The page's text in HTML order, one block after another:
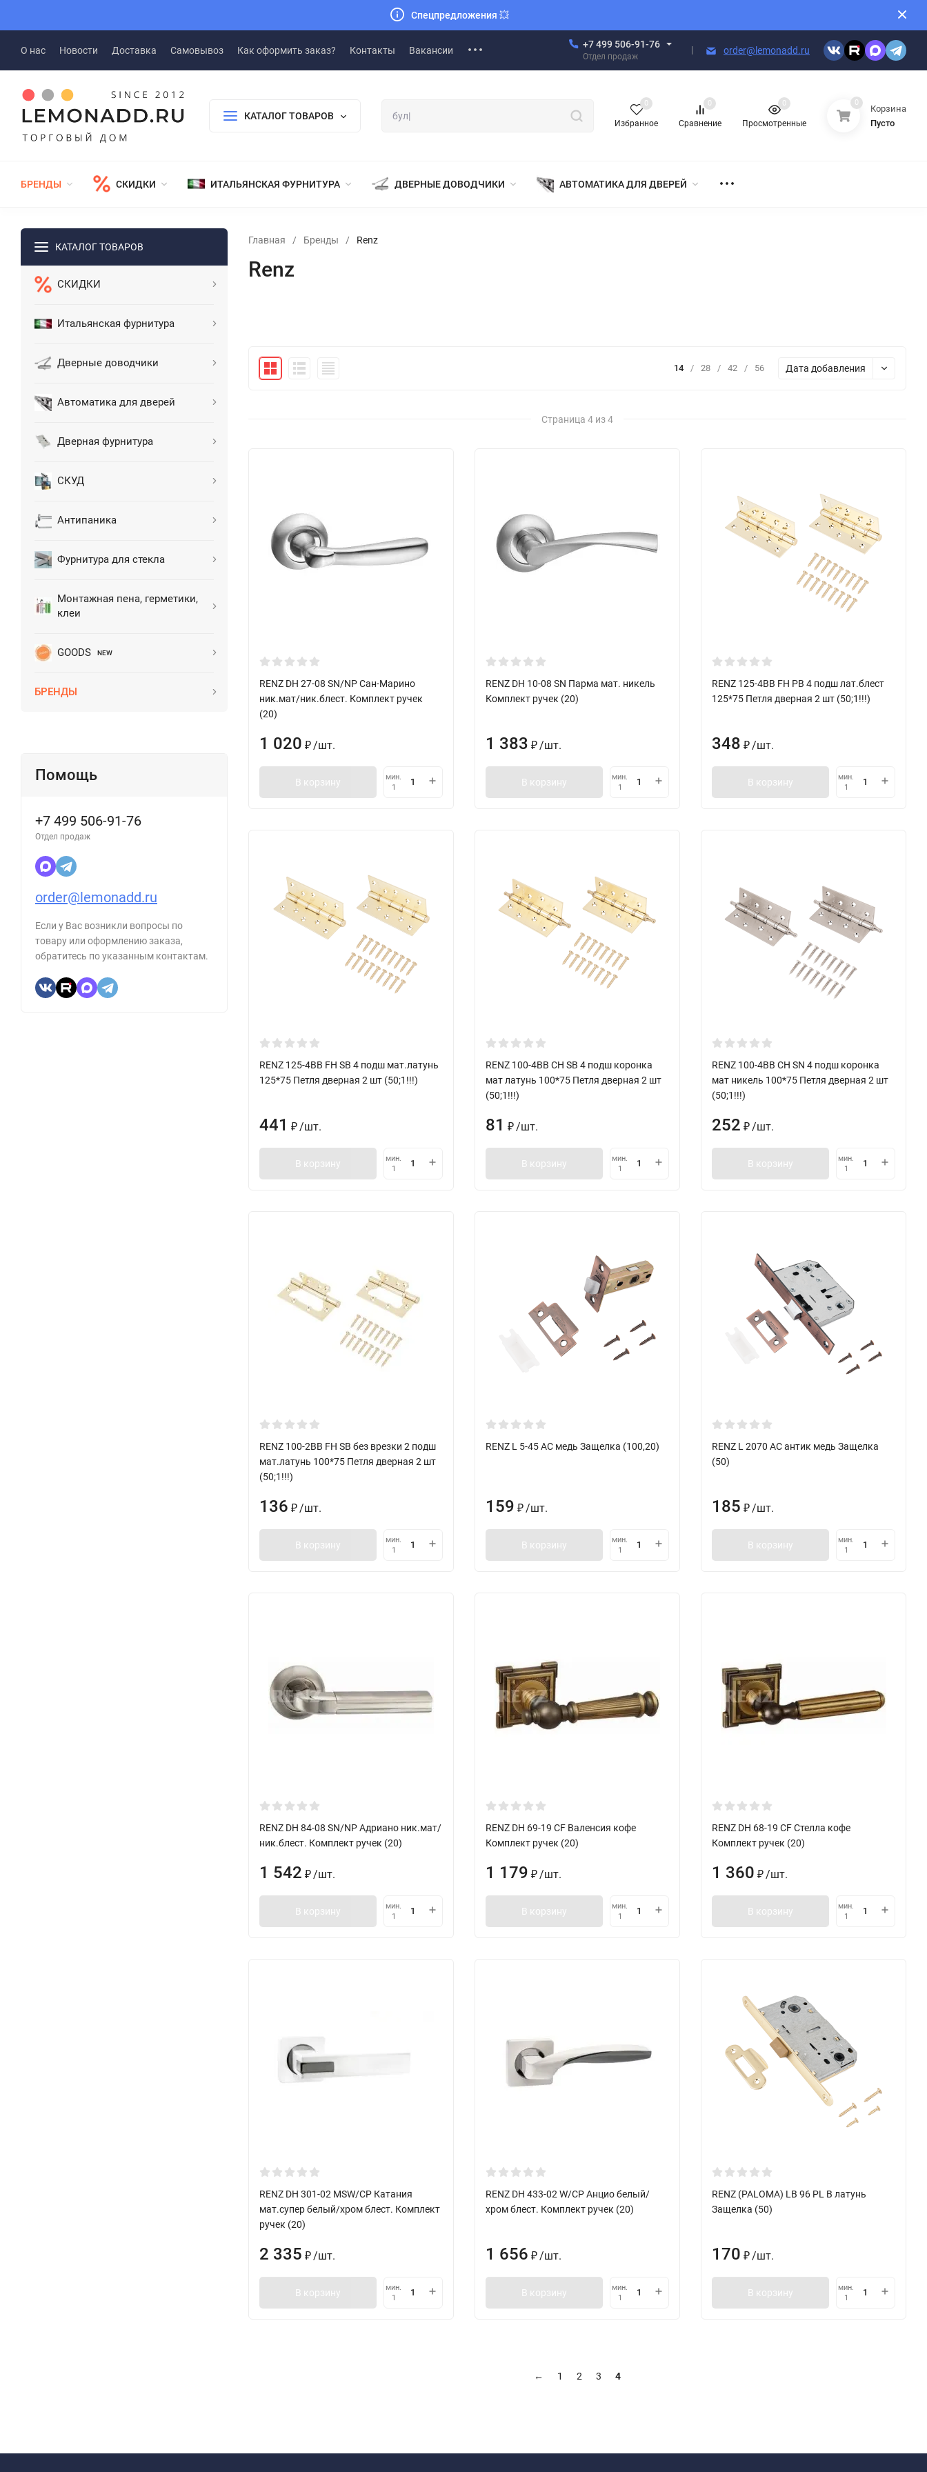
Спецпредложения 💥
О нас Новости Доставка Самовывоз Как оформить заказ? Контакты Вакансии
+7 499 506-91-76
Отдел продаж
order@lemonadd.ru
КАТАЛОГ ТОВАРОВ
Избранное
0
Сравнение
0
Просмотренные
0 0
Корзина
Пусто
БРЕНДЫ СКИДКИ ИТАЛЬЯНСКАЯ ФУРНИТУРА ДВЕРНЫЕ ДОВОДЧИКИ АВТОМАТИКА ДЛЯ ДВЕРЕЙ
КАТАЛОГ ТОВАРОВ
СКИДКИ
Итальянская фурнитура
Дверные доводчики
Автоматика для дверей
Дверная фурнитура
СКУД
Антипаника
Фурнитура для стекла
Монтажная пена, герметики,
клеи
GOODS NEW
БРЕНДЫ
Помощь
+7 499 506-91-76
Отдел продаж
order@lemonadd.ru
Если у Вас возникли вопросы по
товару или оформлению заказа,
обратитесь по указанным контактам.
Главная / Бренды / Renz
Renz
14 / 28 / 42 / 56 Дата добавления
Страница 4 из 4
RENZ DH 27-08 SN/NP Сан-Марино
ник.мат/ник.блест. Комплект ручек
(20)
1 020 ₽ /шт.
В корзину
мин.
1
RENZ DH 10-08 SN Парма мат. никель
Комплект ручек (20)
1 383 ₽ /шт.
В корзину
мин.
1
RENZ 125-4BB FH РВ 4 подш лат.блест
125*75 Петля дверная 2 шт (50;1!!!)
348 ₽ /шт.
В корзину
мин.
1
RENZ 125-4BB FH SВ 4 подш мат.латунь
125*75 Петля дверная 2 шт (50;1!!!)
441 ₽ /шт.
В корзину
мин.
1
RENZ 100-4BB СH SB 4 подш коронка
мат латунь 100*75 Петля дверная 2 шт
(50;1!!!)
81 ₽ /шт.
В корзину
мин.
1
RENZ 100-4BB СH SN 4 подш коронка
мат никель 100*75 Петля дверная 2 шт
(50;1!!!)
252 ₽ /шт.
В корзину
мин.
1
RENZ 100-2BB FH SB без врезки 2 подш
мат.латунь 100*75 Петля дверная 2 шт
(50;1!!!)
136 ₽ /шт.
В корзину
мин.
1
RENZ L 5-45 АС медь Защелка (100,20)
159 ₽ /шт.
В корзину
мин.
1
RENZ L 2070 АС антик медь Защелка
(50)
185 ₽ /шт.
В корзину
мин.
1
RENZ DH 84-08 SN/NP Адриано ник.мат/
ник.блест. Комплект ручек (20)
1 542 ₽ /шт.
В корзину
мин.
1
RENZ DH 69-19 CF Валенсия кофе
Комплект ручек (20)
1 179 ₽ /шт.
В корзину
мин.
1
RENZ DH 68-19 CF Стелла кофе
Комплект ручек (20)
1 360 ₽ /шт.
В корзину
мин.
1
RENZ DH 301-02 MSW/CP Катания
мат.супер белый/хром блест. Комплект
ручек (20)
2 335 ₽ /шт.
В корзину
мин.
1
RENZ DH 433-02 W/CP Анцио белый/
хром блест. Комплект ручек (20)
1 656 ₽ /шт.
В корзину
мин.
1
RENZ (PALOMA) LB 96 PL B латунь
Защелка (50)
170 ₽ /шт.
В корзину
мин.
1
← 1 2 3 4